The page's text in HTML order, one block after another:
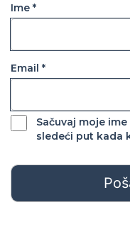
Ime *
Email *
Sačuvaj moje
sledeći put kada